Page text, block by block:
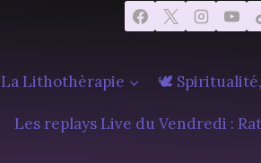
Lithothèrapie 🕊️
Les replays Live du Vendredi :